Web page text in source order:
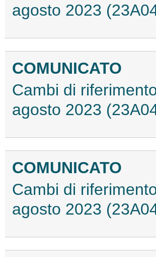
agosto 2023
COMUNICATO
Cambi di
agosto 2023
COMUNICATO
Cambi di
agosto 2023